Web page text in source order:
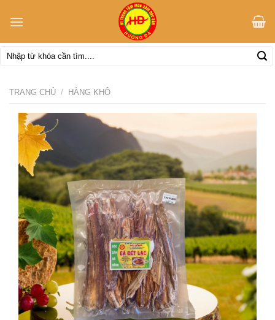
Tìm
kiếm:
TRANG CHỦ / HÀNG KHÔ